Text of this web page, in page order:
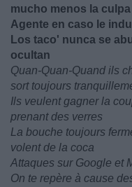
mucho menos la culpa
Agente en caso le
Los taco' nunca se
ocultan
Quan-Quan-Quand ils
sort toujours
Ils veulent gagner la
prenant des verres
La bouche toujours
volent de la coca
Attaques sur Google et
On te repère à cause